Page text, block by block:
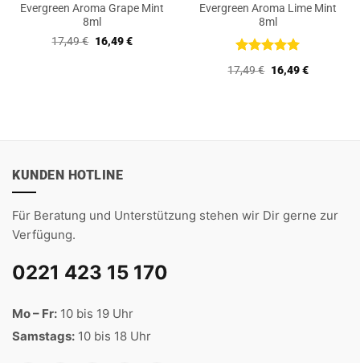
Evergreen Aroma Grape Mint
8ml
17,49€ Ursprünglicher
Preis
16,49€Aktueller
Evergreen Aroma Lime Mint
8ml
Bewertet
mit 5 von
17,49€ Ursprünglicher
Preis
16,49€Aktueller
KUNDEN HOTLINE
Für Beratung und Unterstützung stehen wir Dir gerne zur
Verfügung.
0221 423 15 170
Mo – Fr: 10 bis 19 Uhr
Samstags: 10 bis 18 Uhr